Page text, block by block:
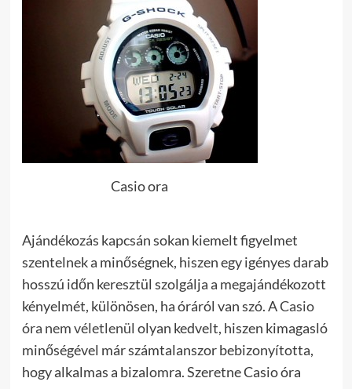
Casio ora
Ajándékozás kapcsán sokan kiemelt figyelmet
szentelnek a minőségnek, hiszen egy igényes darab
hosszú időn keresztül szolgálja a megajándékozott
kényelmét, különösen, ha óráról van szó. ACasio
óra nem véletlenül olyan kedvelt, hiszen kimagasló
minőségével már számtalanszor bebizonyította,
hogy alkalmas a bizalomra. Szeretne Casio óra